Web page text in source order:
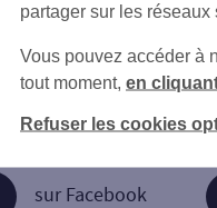
sur Facebook
partager sur les réseaux
Vous pouvez accéder à
tout moment, en
Refuser les cookies